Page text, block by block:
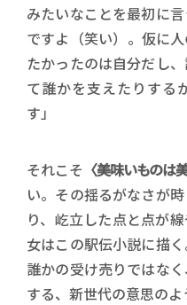
みたいなことを最初に
ですよ（笑い）。仮に
たかったのは自分だし
て誰かを支えたりする
す」
それこそ 〈美味いものは
い。その揺るがなさが
り、屹立した点と点が
女はこの駅伝小説に描
誰かの受け売りではな
する、新世代の意思のよ